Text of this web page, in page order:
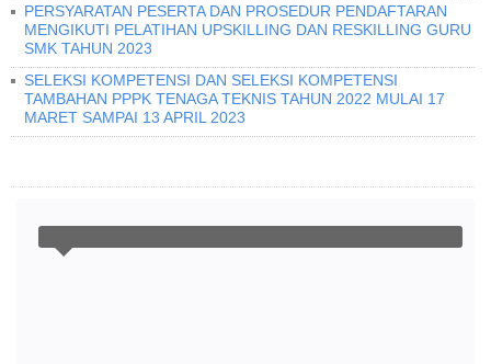
PERSYARATAN PESERTA DAN PROSEDUR PENDAFTARAN
MENGIKUTI PELATIHAN UPSKILLING DAN RESKILLING GURU
SMK TAHUN 2023
SELEKSI KOMPETENSI DAN SELEKSI KOMPETENSI
TAMBAHAN PPPK TENAGA TEKNIS TAHUN 2022 MULAI 17
MARET SAMPAI 13 APRIL 2023